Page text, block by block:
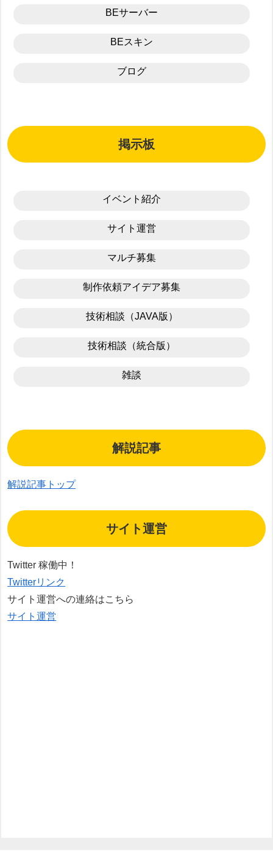
BEサーバー
BEスキン
ブログ
掲示板
イベント紹介
サイト運営
マルチ募集
制作依頼アイデア募集
技術相談（JAVA版）
技術相談（統合版）
雑談
解説記事
解説記事トップ
サイト運営
Twitter 稼働中！
Twitterリンク
サイト運営への連絡はこちら
サイト運営